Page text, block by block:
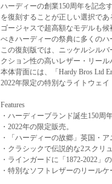
ハーディーの創業150周年を記念
を復刻することが正しい選択で
ゴージャスで超高額なモデルも
べきハーディーの祭典に多くの
この復刻版では、ニッケルシル
クション性の高いレザー・リー
本体背面には、「Hardy Bros Ltd
2022年限定の特別なライトウェ
Features
・ハーディーブランド誕生150周
・2022年の限定販売。
・「ハーディーの故郷」英国・
・クラシックで伝説的な2スクリ
・ラインガードに「1872-2022」
・特別なソフトレザーのリール